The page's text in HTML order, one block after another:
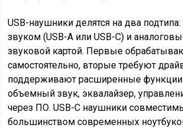
USB-наушники делятся на два
звуком (USB-A или USB-C) и
звуковой картой. Первые
самостоятельно, вторые требуют
поддерживают расширенные
объемный звук, эквалайзер,
через ПО. USB-C наушники
большинством современных